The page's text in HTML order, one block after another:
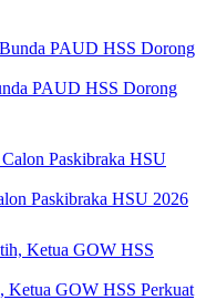
PAUD HSS Dorong
Paskibraka HSU 2026
Ketua GOW HSS Perkuat